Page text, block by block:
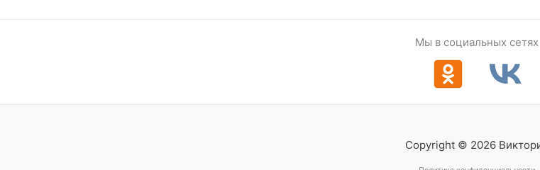
Мы в социальных сетях
Copyright © 2026